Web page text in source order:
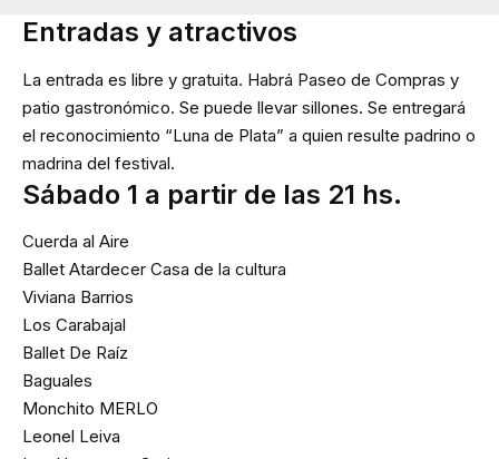
Entradas y atractivos
La entrada es libre y gratuita. Habrá Paseo de Compras y
patio gastronómico. Se puede llevar sillones. Se entregará
el reconocimiento “Luna de Plata” a quien resulte padrino o
madrina del festival.
Sábado 1 a partir de las 21 hs.
Cuerda al Aire
Ballet Atardecer Casa de la cultura
Viviana Barrios
Los Carabajal
Ballet De Raíz
Baguales
Monchito MERLO
Leonel Leiva